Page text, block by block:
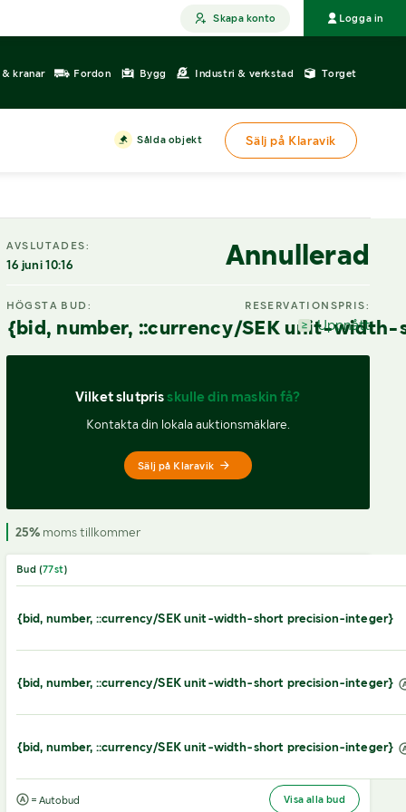
Skapa konto Logga in
kranar Fordon Bygg Industri & verkstad Torget
Sålda objekt Sälj på Klaravik
AVSLUTADES:
16 juni 10:16 Annullerad
HÖGSTA BUD:
{bid, number, ::currency/SEK unit-
RESERVATIONSPRIS:
Uppnått
Vilket slutpris skulle din maskin få?
Kontakta din lokala auktionsmäklare.
Sälj på Klaravik
25%moms tillkommer
Bud (77st)
{bid, number, ::currency/SEK unit-width-short precision-integer}
{bid, number, ::currency/SEK unit-width-short precision-integer}
{bid, number, ::currency/SEK unit-width-short precision-integer}
= Autobud Visa alla bud